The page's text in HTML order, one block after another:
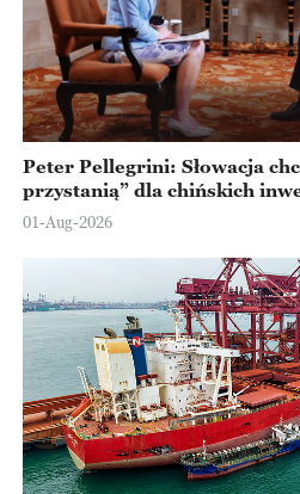
Peter Pellegrini: Słowacja
przystanią” dla chińskich
Europejskiej
01-Aug-2026